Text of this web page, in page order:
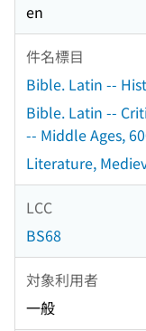
en
件名標目
Bible. Latin --
Bible. Latin --
-- Middle Ages,
Literature,
LCC
BS68
対象利用者
一般